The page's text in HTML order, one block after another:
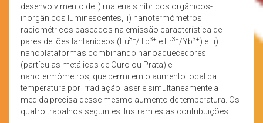
desenvolvimento de i) materiais híbridos orgânicos-
inorgânicos luminescentes, ii) nanotermómetros
raciométricos baseados na emissão característica de
pares de iões lantanídeos (Eu3+/Tb3+ e Er3+/Yb3+) e iii)
nanoplataformas combinando nanoaquecedores
(partículas metálicas de Ouro ou Prata) e
nanotermómetros, que permitem o aumento local da
temperatura por irradiação laser e simultaneamente a
medida precisa desse mesmo aumento de temperatura. Os
quatro trabalhos seguintes ilustram estas contribuições: